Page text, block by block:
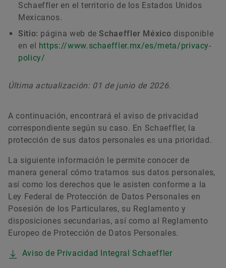
Schaeffler en el territorio de los Estados Unidos
Mexicanos.
Sitio: página web de Schaeffler México disponible
en el https://www.schaeffler.mx/es/meta/privacy-
policy/
Última actualización: 01 de junio de 2026.
A continuación, encontrará el aviso de privacidad
correspondiente según su caso. En Schaeffler, la
protección de sus datos personales es una prioridad.
La siguiente información le permite conocer de
manera general cómo tratamos sus datos personales,
así como los derechos que le asisten conforme a la
Ley Federal de Protección de Datos Personales en
Posesión de los Particulares, su Reglamento y
disposiciones secundarias, así como al Reglamento
Europeo de Protección de Datos Personales.
Aviso de Privacidad Integral Schaeffler